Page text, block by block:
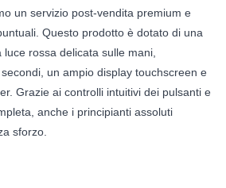
un servizio post-vendita premium e
Questo prodotto è dotato di una
rossa delicata sulle mani,
un ampio display touchscreen e
Grazie ai controlli intuitivi dei pulsanti e
anche i principianti assoluti
sforzo.